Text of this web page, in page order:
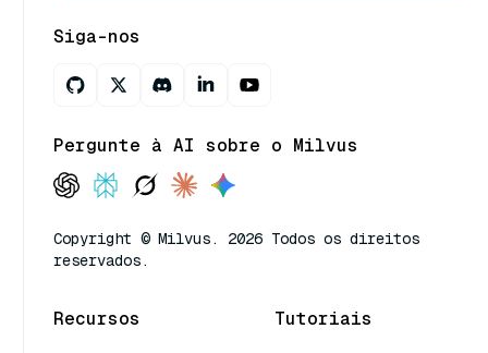
Siga-nos
Pergunte à AI sobre o Milvus
Copyright © Milvus. 2026 Todos os direitos
reservados.
Recursos Tutoriais